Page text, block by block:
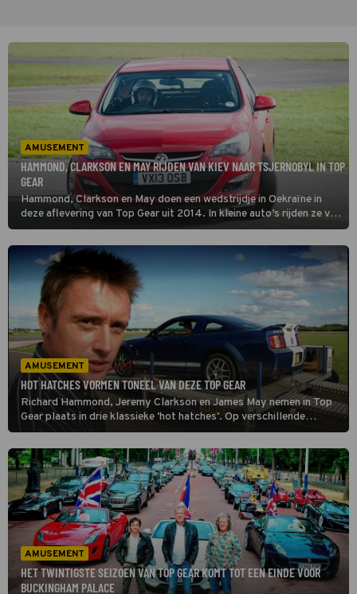
AMUSEMENT
HAMMOND, CLARKSON EN MAY RIJDEN VAN KIEV NAAR TSJERNOBYL IN TOP
GEAR
Hammond, Clarkson en May doen een wedstrijdje in Oekraïne in
deze aflevering van Top Gear uit 2014. In kleine auto’s rijden ze van
Kiev naar Tsjernobyl, met 23 liter benzine in de tank. Wie als
eerste zijn tank leeg heeft, wint.
AMUSEMENT
HOT HATCHES VORMEN TONEEL VAN DEZE TOP GEAR
Richard Hammond, Jeremy Clarkson en James May nemen in Top
Gear plaats in drie klassieke 'hot hatches'. Op verschillende
circuits willen ze bewijzen dat deze sportieve auto's zijn
opgewassen tegen hun moderne opvolgers.
AMUSEMENT
HET TWINTIGSTE SEIZOEN VAN TOP GEAR KOMT TOT EEN EINDE VOOR
BUCKINGHAM PALACE